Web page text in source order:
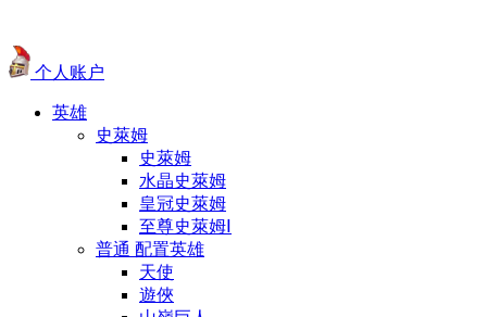
个人账户
英雄
史萊姆
史萊姆
水晶史萊姆
皇冠史萊姆
至尊史萊姆Ⅰ
普通 配置英雄
天使
遊俠